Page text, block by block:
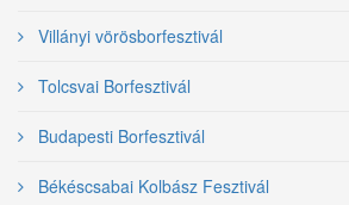
Villányi vörösborfesztivál
Tolcsvai Borfesztivál
Budapesti Borfesztivál
Békéscsabai Kolbász Fesztivál